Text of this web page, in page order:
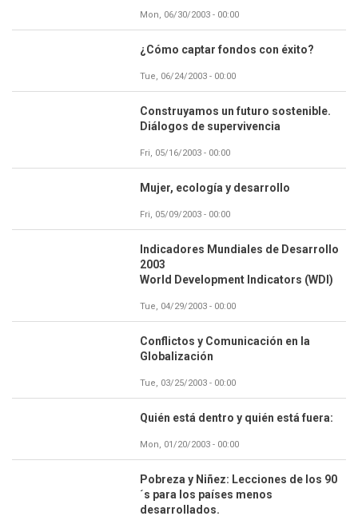
Mon, 06/30/2003 - 00:00
¿Cómo captar fondos con éxito?
Tue, 06/24/2003 - 00:00
Construyamos un futuro sostenible.
Diálogos de supervivencia
Fri, 05/16/2003 - 00:00
Mujer, ecología y desarrollo
Fri, 05/09/2003 - 00:00
Indicadores Mundiales de Desarrollo
2003
World Development Indicators (WDI)
Tue, 04/29/2003 - 00:00
Conflictos y Comunicación en la
Globalización
Tue, 03/25/2003 - 00:00
Quién está dentro y quién está fuera:
Mon, 01/20/2003 - 00:00
Pobreza y Niñez: Lecciones de los 90
´s para los países menos
desarrollados.